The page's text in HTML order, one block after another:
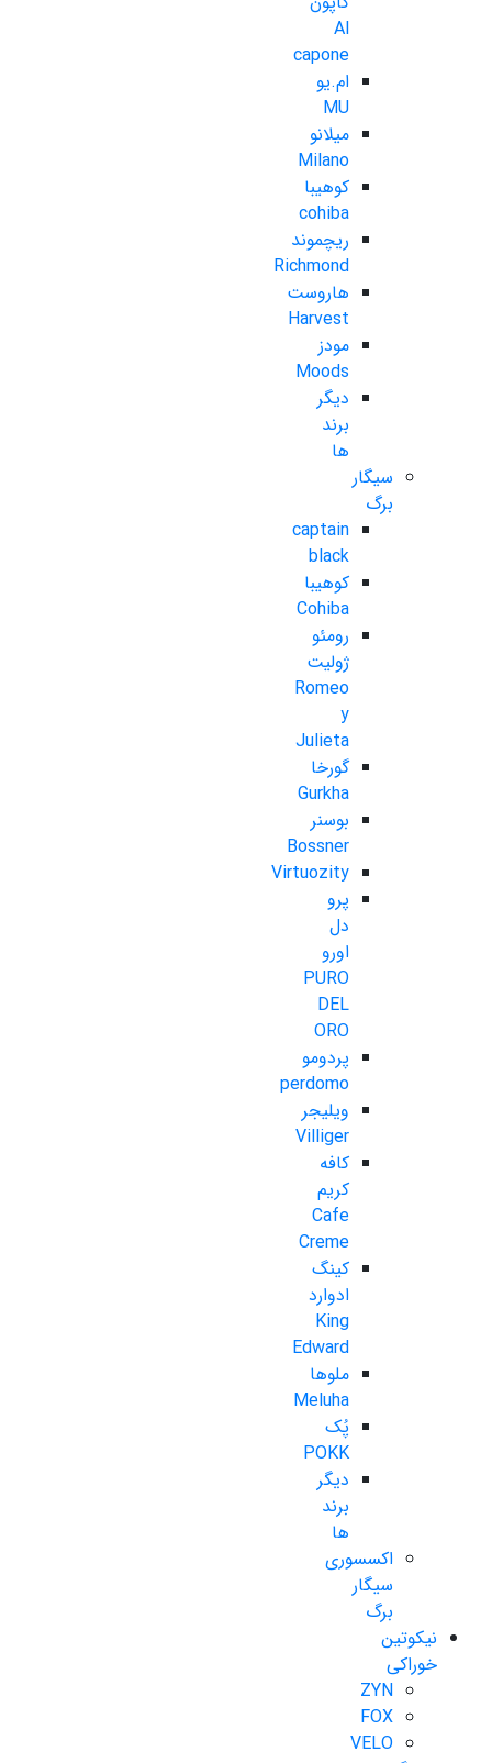
Al
capone
ام.یو
MU
میلانو
Milano
کوهیبا
cohiba
ریچموند
Richmond
هاروست
Harvest
مودز
Moods
دیگر
برند
ها
سیگار
برگ
captain
black
کوهیبا
Cohiba
رومئو
ژولیت
Romeo
y
Julieta
گورخا
Gurkha
بوسنر
Bossner
Virtuozity
پرو
دل
اورو
PURO
DEL
ORO
پردومو
perdomo
ویلیجر
Villiger
کافه
کریم
Cafe
Creme
کینگ
ادوارد
King
Edward
ملوها
Meluha
پُک
POKK
دیگر
برند
ها
اکسسوری
سیگار
برگ
نیکوتین
خوراکی
ZYN
FOX
VELO